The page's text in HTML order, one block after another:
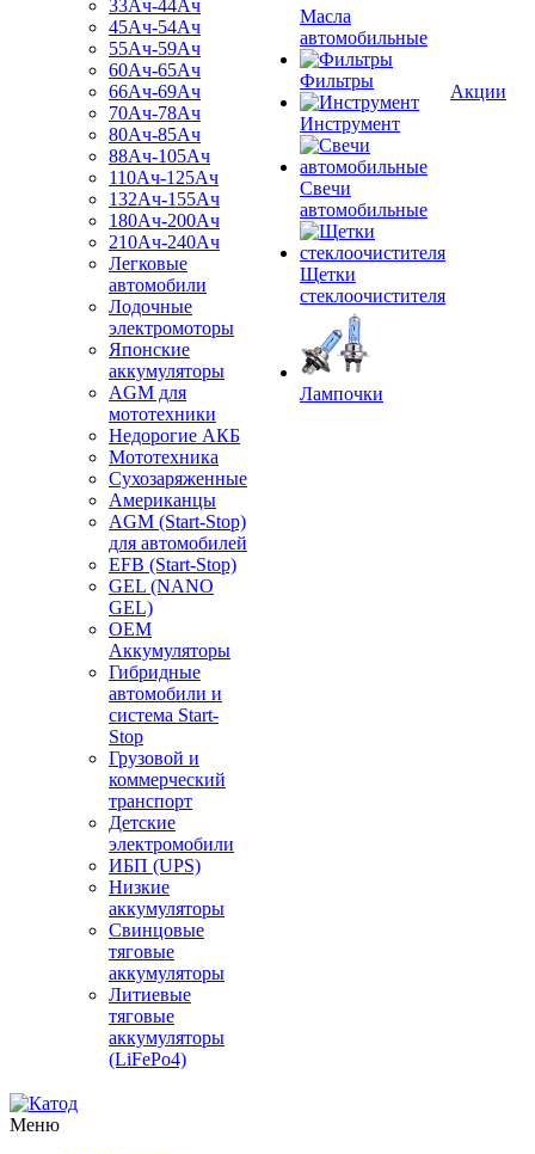
33Ач-44Ач
45Ач-54Ач
55Ач-59Ач
60Ач-65Ач
66Ач-69Ач
70Ач-78Ач
80Ач-85Ач
88Ач-105Ач
110Ач-125Ач
132Ач-155Ач
180Ач-200Ач
210Ач-240Ач
Легковые
автомобили
Лодочные
электромоторы
Японские
аккумуляторы
AGM для
мототехники
Недорогие АКБ
Мототехника
Сухозаряженные
Американцы
AGM (Start-Stop)
для автомобилей
EFB (Start-Stop)
GEL (NANO
GEL)
OEM
Аккумуляторы
Гибридные
автомобили и
система Start-
Stop
Грузовой и
коммерческий
транспорт
Детские
электромобили
ИБП (UPS)
Низкие
аккумуляторы
Свинцовые
тяговые
аккумуляторы
Литиевые
тяговые
аккумуляторы
(LiFePo4)
Масла
автомобильные
Фильтры
Инструмент
Свечи
автомобильные
Щетки
стеклоочистителя
Лампочки
Акции
Меню